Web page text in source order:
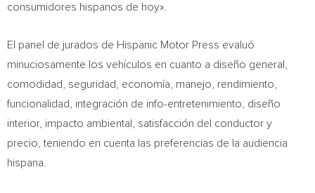
consumidores hispanos de hoy».
El panel de jurados de Hispanic Motor Press evaluó
minuciosamente los vehículos en cuanto a diseño general,
comodidad, seguridad, economía, manejo, rendimiento,
funcionalidad, integración de info-entretenimiento, diseño
interior, impacto ambiental, satisfacción del conductor y
precio, teniendo en cuenta las preferencias de la audiencia
hispana.